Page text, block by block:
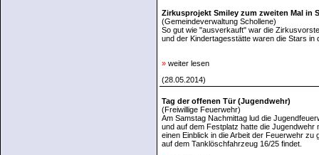
Zirkusprojekt Smiley zum zweiten Mal in
(Gemeindeverwaltung Schollene)
So gut wie "ausverkauft" war die
und der Kindertagesstätte waren die Stars in
» weiter lesen
(28.05.2014)
Tag der offenen Tür (Jugendwehr)
(Freiwillige Feuerwehr)
Am Samstag Nachmittag lud die
und auf dem Festplatz hatte die
einen Einblick in die Arbeit der Feuerwehr
auf dem Tanklöschfahrzeug 16/25 findet.